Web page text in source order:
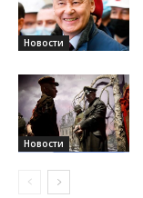
Новости
Новости